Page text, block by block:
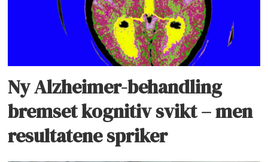
Ny Alzheimer-behandling
bremset kognitiv svikt – men
resultatene spriker